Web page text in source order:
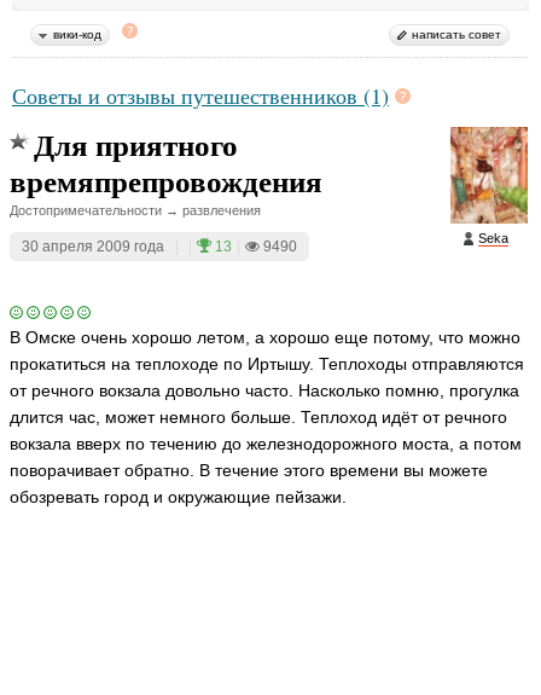
вики-код написать совет
Советы и отзывы путешественников (1)
Seka
Для приятного
времяпрепровождения
Достопримечательности → развлечения
30 апреля 2009 года 13 9490
В Омске очень хорошо летом, а хорошо еще потому, что можно
прокатиться на теплоходе по Иртышу. Теплоходы отправляются
от речного вокзала довольно часто. Насколько помню, прогулка
длится час, может немного больше. Теплоход идёт от речного
вокзала вверх по течению до железнодорожного моста, а потом
поворачивает обратно. В течение этого времени вы можете
обозревать город и окружающие пейзажи.